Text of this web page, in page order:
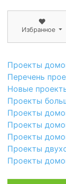
Избранное
Проекты
Перечень
Новые
Проекты
Проекты
Проекты
Проекты
Проекты
Проекты